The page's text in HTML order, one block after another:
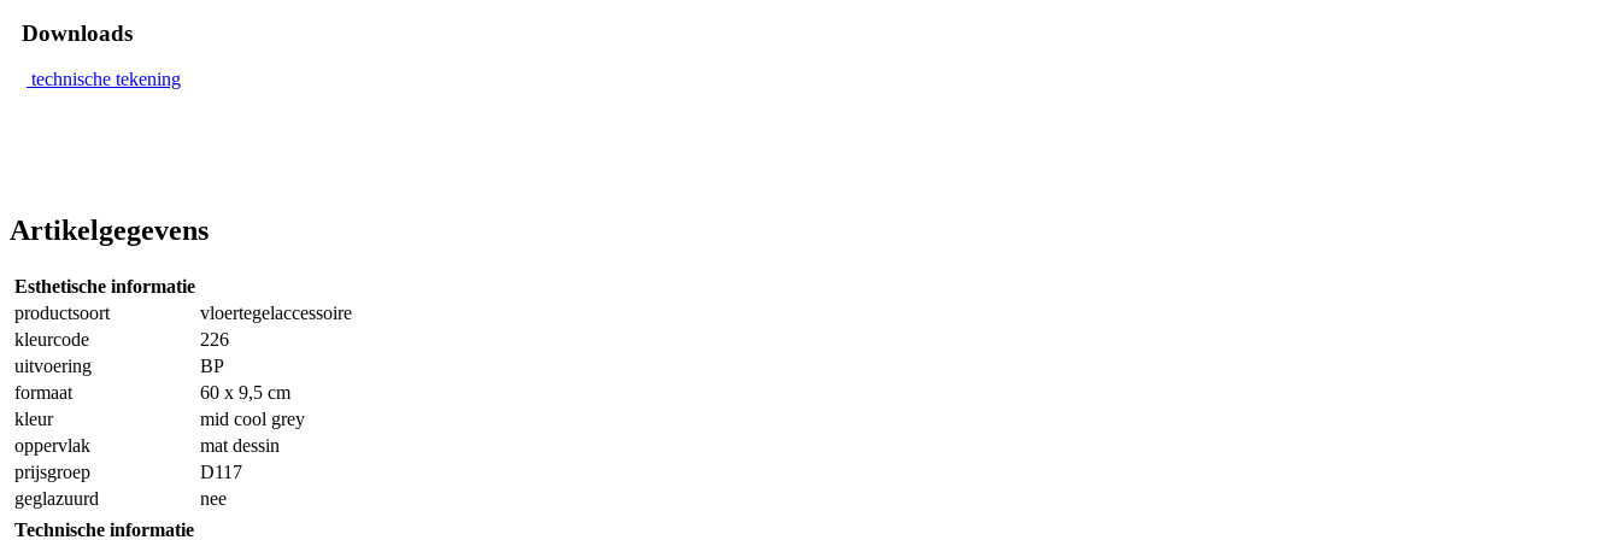
Downloads
technische tekening
Artikelgegevens
Esthetische informatie
productsoort
vloertegelaccessoire
kleurcode
226
uitvoering
BP
formaat
60 x 9,5 cm
kleur
mid cool grey
oppervlak
mat dessin
prijsgroep
D117
geglazuurd
nee
Technische informatie